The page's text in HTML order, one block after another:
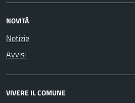
NOVITÀ
Notizie
Avvisi
VIVERE IL COMUNE